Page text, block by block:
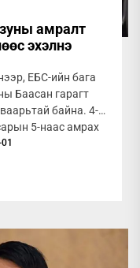
амралт
эхэлнэ
ЕБС-ийн бага
Баасан гарагт
байна. 4-5
5-наас амрах